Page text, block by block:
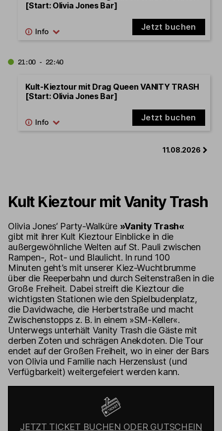
[Start: Olivia Jones Bar]
Jetzt buchen
21:00 - 22:40
Kult-Kieztour mit Drag Queen VANITY TRASH
[Start: Olivia Jones Bar]
Jetzt buchen
11.08.2026
Kult Kieztour mit Vanity Trash
Olivia Jones‘ Party-Walküre »Vanity Trash«
gibt mit ihrer Kult Kieztour Einblicke in die
außergewöhnliche Welten auf St. Pauli zwischen
Rampen-, Rot- und Blaulicht. In rund 100
Minuten geht’s mit unserer Kiez-Wuchtbrumme
über die Reeperbahn und durch Seitenstraßen in die
Große Freiheit. Dabei streift die Kieztour die
wichtigsten Stationen wie den Spielbudenplatz,
die Davidwache, die Herbertstraße und macht
Zwischenstopps z. B. in einem »SM-Keller«.
Unterwegs unterhält Vanity Trash die Gäste mit
derben Zoten und schrägen Anekdoten. Die Tour
endet auf der Großen Freiheit, wo in einer der Bars
von Olivia und Familie nach Herzenslust (und
Verfügbarkeit) weitergefeiert werden kann.
JETZT TICKET BUCHEN ODER GUTSCHEIN